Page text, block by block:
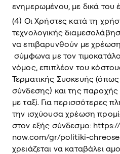
ενημερωμένου, με δικά του
(4) Οι Χρήστες κατά τη
τεχνολογικής
να επιβαρυνθούν με
σύμφωνα με τον
νόμος, επιπλέον του
Τερματικής Συσκευής
σύνδεσης) και της
με ταξί. Για περισσότερες
την ισχύουσα χρέωση
στον εξής σύνδεσμο:
now.com/gr/politiki-
χρειάζεται να καταβάλει